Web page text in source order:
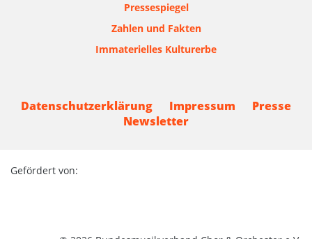
Pressespiegel
Zahlen und Fakten
Immaterielles Kulturerbe
Datenschutzerklärung Impressum
Presse
Newsletter
Gefördert von: